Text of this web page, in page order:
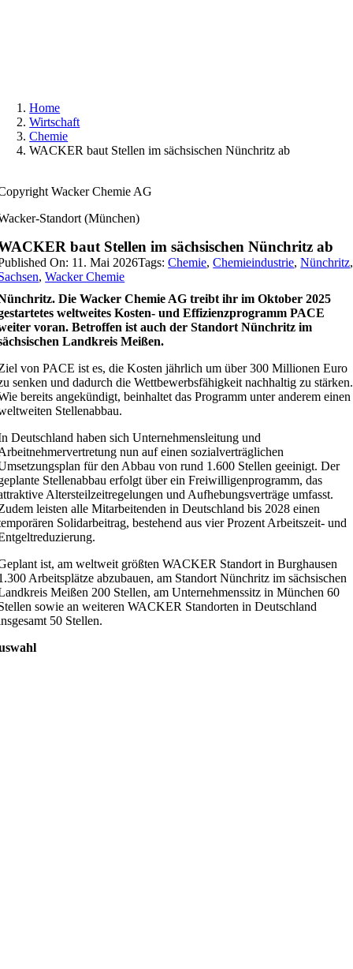
Home
Wirtschaft
Chemie
WACKER baut Stellen im sächsischen Nünchritz ab
Wacker Chemie AG
Standort (München)
baut Stellen im sächsischen Nünchritz ab
On: 11. Mai 2026Tags:Chemie,Chemieindustrie,Nünchritz,
,Wacker Chemie
Die Wacker Chemie AG treibt ihr im Oktober 2025
weltweites Kosten- und Effizienzprogramm PACE
voran. Betroffen ist auch der Standort Nünchritz im
Landkreis Meißen.
von PACE ist es, die Kosten jährlich um über 300 Millionen Euro
senken und dadurch die Wettbewerbsfähigkeit nachhaltig zu stärken.
bereits angekündigt, beinhaltet das Programm unter anderem einen
Stellenabbau.
Deutschland haben sich Unternehmensleitung und
nun auf einen sozialverträglichen
für den Abbau von rund 1.600 Stellen geeinigt. Der
Stellenabbau erfolgt über ein Freiwilligenprogramm, das
Altersteilzeitregelungen und Aufhebungsverträge umfasst.
leisten alle Mitarbeitenden in Deutschland bis 2028 einen
Solidarbeitrag, bestehend aus vier Prozent Arbeitszeit- und
ist, am weltweit größten WACKER Standort in Burghausen
Arbeitsplätze abzubauen, am Standort Nünchritz im sächsischen
Meißen 200 Stellen, am Unternehmenssitz in München 60
sowie an weiteren WACKER Standorten in Deutschland
50 Stellen.